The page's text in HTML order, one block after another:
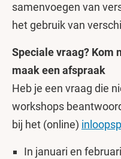
samenvoegen van
het gebruik van
Speciale vraag? Kom
maak een afspraak
Heb je een vraag die
workshops
bij het (online)
In januari en